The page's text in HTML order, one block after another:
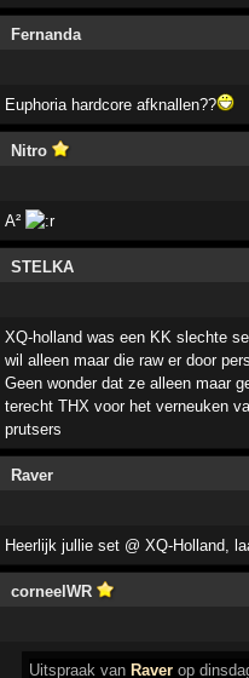
Fernanda
Euphoria hardcore afknallen??
Nitro
A²
STELKA
XQ-holland was een KK slechte
wil alleen maar die raw er door
Geen wonder dat ze alleen maar
terecht THX voor het verneuken
prutsers
Raver
Heerlijk jullie set @ XQ-Holland,
corneelWR
Uitspraak van Raver op